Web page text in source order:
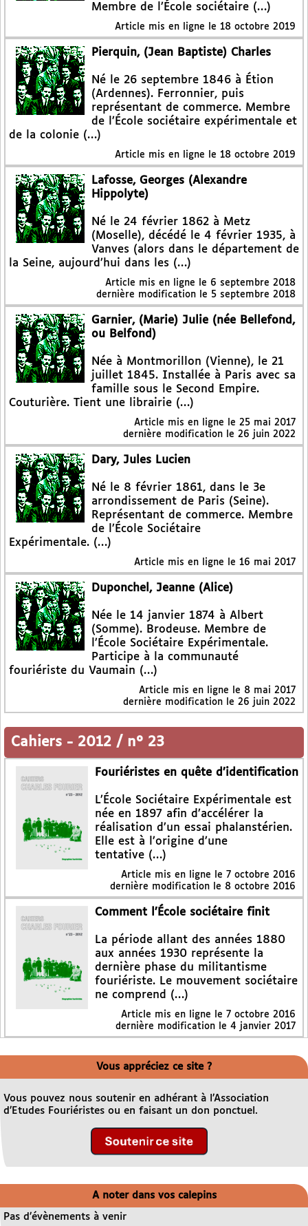
Membre de l’École sociétaire (…)
Article mis en ligne le 18 octobre 2019
Pierquin, (Jean Baptiste) Charles
Né le 26 septembre 1846 à Étion
(Ardennes). Ferronnier, puis
représentant de commerce. Membre
de l’École sociétaire expérimentale et
de la colonie (…)
Article mis en ligne le 18 octobre 2019
Lafosse, Georges (Alexandre
Hippolyte)
Né le 24 février 1862 à Metz
(Moselle), décédé le 4 février 1935, à
Vanves (alors dans le département de
la Seine, aujourd’hui dans les (…)
Article mis en ligne le 6 septembre 2018
dernière modification le 5 septembre 2018
Garnier, (Marie) Julie (née Bellefond,
ou Belfond)
Née à Montmorillon (Vienne), le 21
juillet 1845. Installée à Paris avec sa
famille sous le Second Empire.
Couturière. Tient une librairie (…)
Article mis en ligne le 25 mai 2017
dernière modification le 26 juin 2022
Dary, Jules Lucien
Né le 8 février 1861, dans le 3e
arrondissement de Paris (Seine).
Représentant de commerce. Membre
de l’École Sociétaire
Expérimentale. (…)
Article mis en ligne le 16 mai 2017
Duponchel, Jeanne (Alice)
Née le 14 janvier 1874 à Albert
(Somme). Brodeuse. Membre de
l’École Sociétaire Expérimentale.
Participe à la communauté
fouriériste du Vaumain (…)
Article mis en ligne le 8 mai 2017
dernière modification le 26 juin 2022
Cahiers - 2012 / n° 23
Fouriéristes en quête d’identification
L’École Sociétaire Expérimentale est
née en 1897 afin d’accélérer la
réalisation d’un essai phalanstérien.
Elle est à l’origine d’une
tentative (…)
Article mis en ligne le 7 octobre 2016
dernière modification le 8 octobre 2016
Comment l’École sociétaire finit
La période allant des années 1880
aux années 1930 représente la
dernière phase du militantisme
fouriériste. Le mouvement sociétaire
ne comprend (…)
Article mis en ligne le 7 octobre 2016
dernière modification le 4 janvier 2017
Vous appréciez ce site ?
Vous pouvez nous soutenir en adhérant à l’Association
d’Etudes Fouriéristes ou en faisant un don ponctuel.
A noter dans vos calepins
Pas d’évènements à venir